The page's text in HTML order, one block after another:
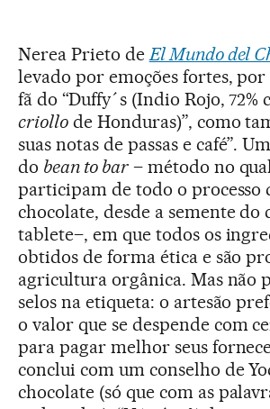
Nerea Prieto deEl Mundo del
levado por emoções fortes, por
fã do “Duffy´s (Indio Rojo, 72%
criollode Honduras)”, como
suas notas de passas e café”.
do bean to bar– método no
participam de todo o processo
chocolate, desde a semente do
tablete–, em que todos os
obtidos de forma ética e são
agricultura orgânica. Mas não
selos na etiqueta: o artesão
o valor que se despende com
para pagar melhor seus
conclui com um conselho de
chocolate (só que com as